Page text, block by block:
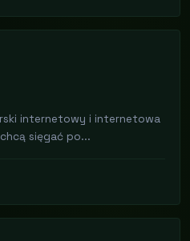
internetowy i internetowa
sięgać po...